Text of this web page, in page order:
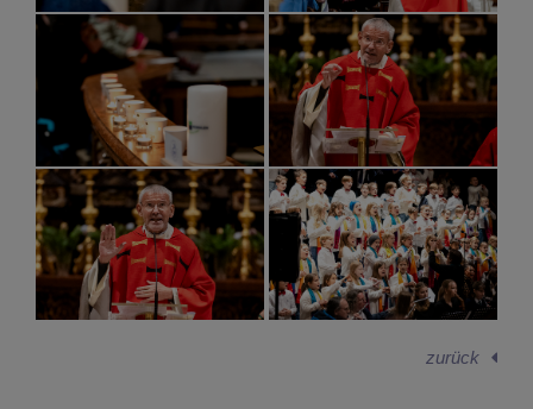
zurück